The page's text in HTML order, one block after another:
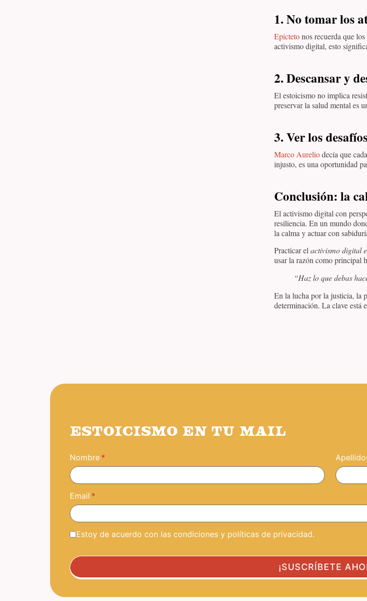
1. No tomar los
Epictetonos recuerda que
activismo digital, esto
2. Descansar y
El estoicismo no implica
preservar la salud mental es
3. Ver los
Marco Aureliodecía que
injusto, es una oportunidad
Conclusión: la
El activismo digital con
resiliencia. En un mundo
la calma y actuar con
Practicar el activismo digital
usar la razón como principal
“Haz lo que debas
En la lucha por la justicia, la
determinación. La clave está
ESTOICISMO EN TU MAIL
Nombre
Email
Estoy de acuerdo con las condiciones y políticas de privacidad.